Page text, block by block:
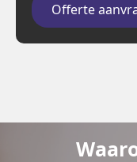
Offerte